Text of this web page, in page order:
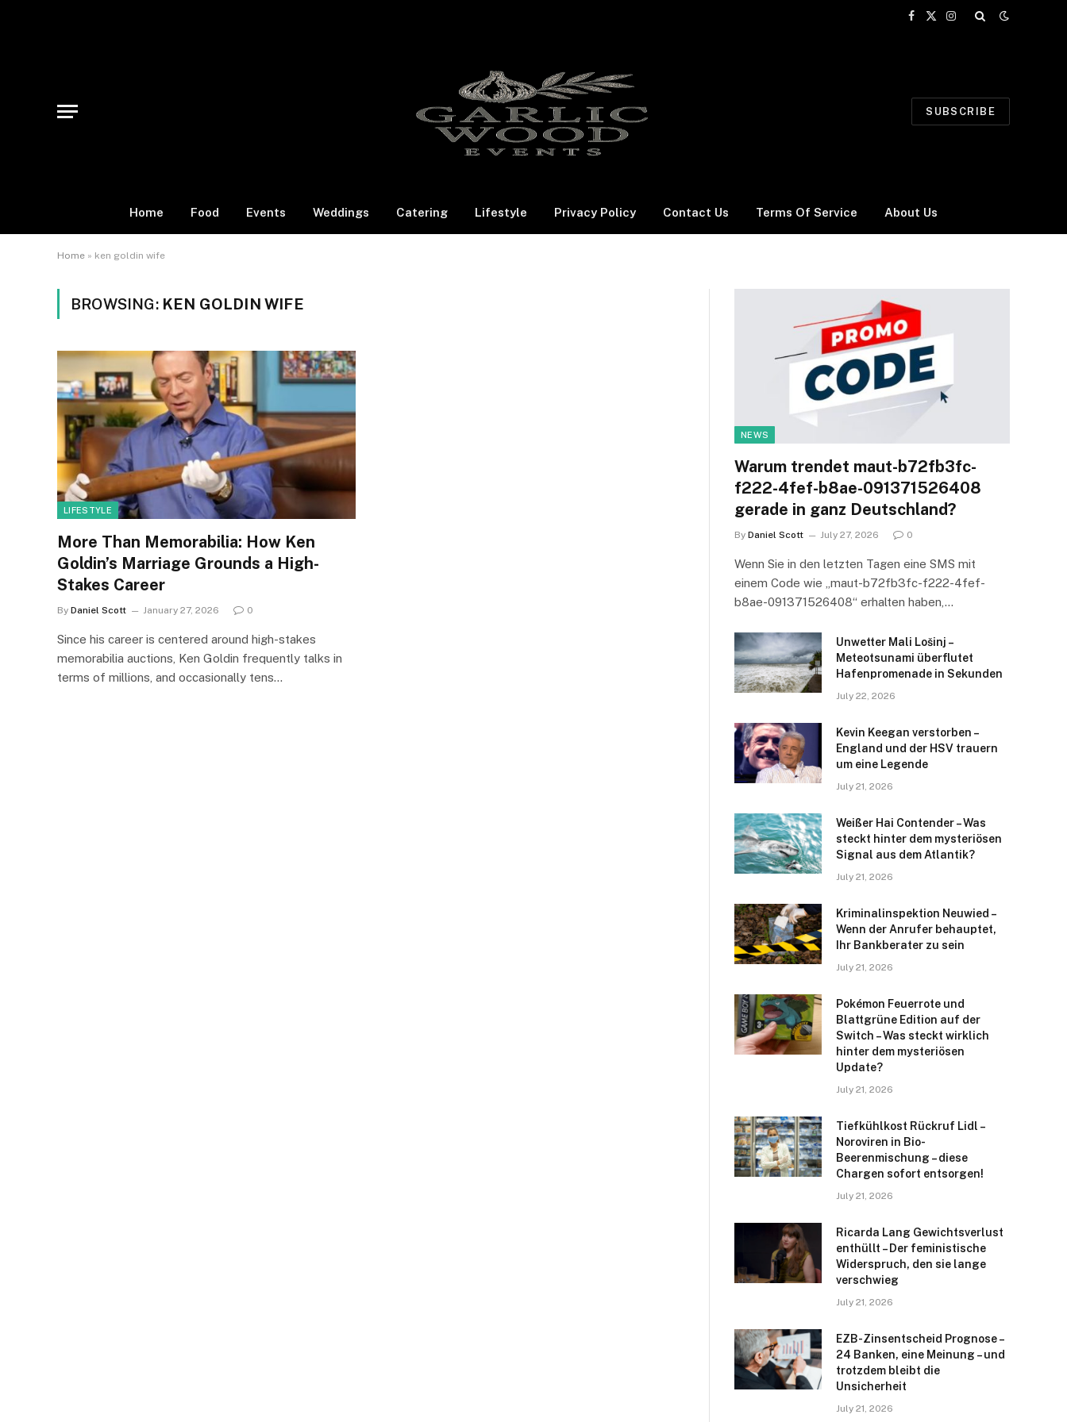
Facebook
X
Instagram
SUBSCRIBE
Home Food Events Weddings Catering Lifestyle Privacy Policy Contact Us Terms Of Service About Us
Home » ken goldin wife
BROWSING: KEN GOLDIN WIFE
LIFESTYLE
More Than Memorabilia: How Ken
Goldin’s Marriage Grounds a High-
Stakes Career
By Daniel Scott January 27, 2026 0
Since his career is centered around high-stakes
memorabilia auctions, Ken Goldin frequently talks in
terms of millions, and occasionally tens…
NEWS
Warum trendet maut-b72fb3fc-
f222-4fef-b8ae-091371526408
gerade in ganz Deutschland?
By Daniel Scott July 27, 2026 0
Wenn Sie in den letzten Tagen eine SMS mit
einem Code wie „maut-b72fb3fc-f222-4fef-
b8ae-091371526408“ erhalten haben,…
Unwetter Mali Lošinj –
Meteotsunami überflutet
Hafenpromenade in Sekunden
July 22, 2026
Kevin Keegan verstorben –
England und der HSV trauern
um eine Legende
July 21, 2026
Weißer Hai Contender – Was
steckt hinter dem mysteriösen
Signal aus dem Atlantik?
July 21, 2026
Kriminalinspektion Neuwied –
Wenn der Anrufer behauptet,
Ihr Bankberater zu sein
July 21, 2026
Pokémon Feuerrote und
Blattgrüne Edition auf der
Switch – Was steckt wirklich
hinter dem mysteriösen
Update?
July 21, 2026
Tiefkühlkost Rückruf Lidl –
Noroviren in Bio-
Beerenmischung – diese
Chargen sofort entsorgen!
July 21, 2026
Ricarda Lang Gewichtsverlust
enthüllt – Der feministische
Widerspruch, den sie lange
verschwieg
July 21, 2026
EZB-Zinsentscheid Prognose –
24 Banken, eine Meinung – und
trotzdem bleibt die
Unsicherheit
July 21, 2026